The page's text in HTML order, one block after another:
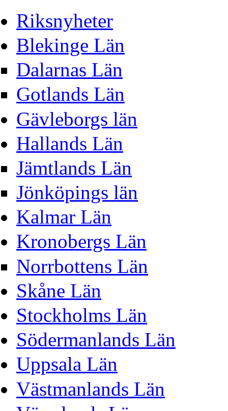
Riksnyheter
Blekinge Län
Dalarnas Län
Gotlands Län
Gävleborgs län
Hallands Län
Jämtlands Län
Jönköpings län
Kalmar Län
Kronobergs Län
Norrbottens Län
Skåne Län
Stockholms Län
Södermanlands Län
Uppsala Län
Västmanlands Län